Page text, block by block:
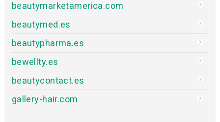
beautymarketamerica.com
beautymed.es
beautypharma.es
bewellty.es
beautycontact.es
gallery-hair.com